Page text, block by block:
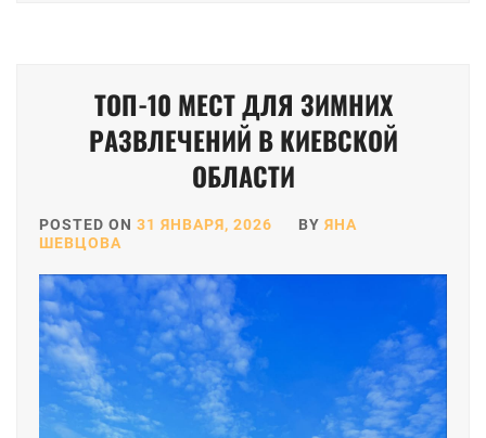
ТОП-10 МЕСТ ДЛЯ ЗИМНИХ
РАЗВЛЕЧЕНИЙ В КИЕВСКОЙ
ОБЛАСТИ
POSTED ON 31 ЯНВАРЯ, 2026 BY ЯНА
ШЕВЦОВА